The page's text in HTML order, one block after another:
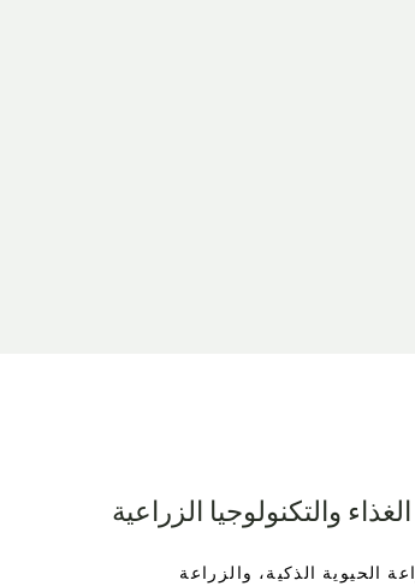
والتكنولوجيا الزراعية
الحيوية الذكية، والزراعة